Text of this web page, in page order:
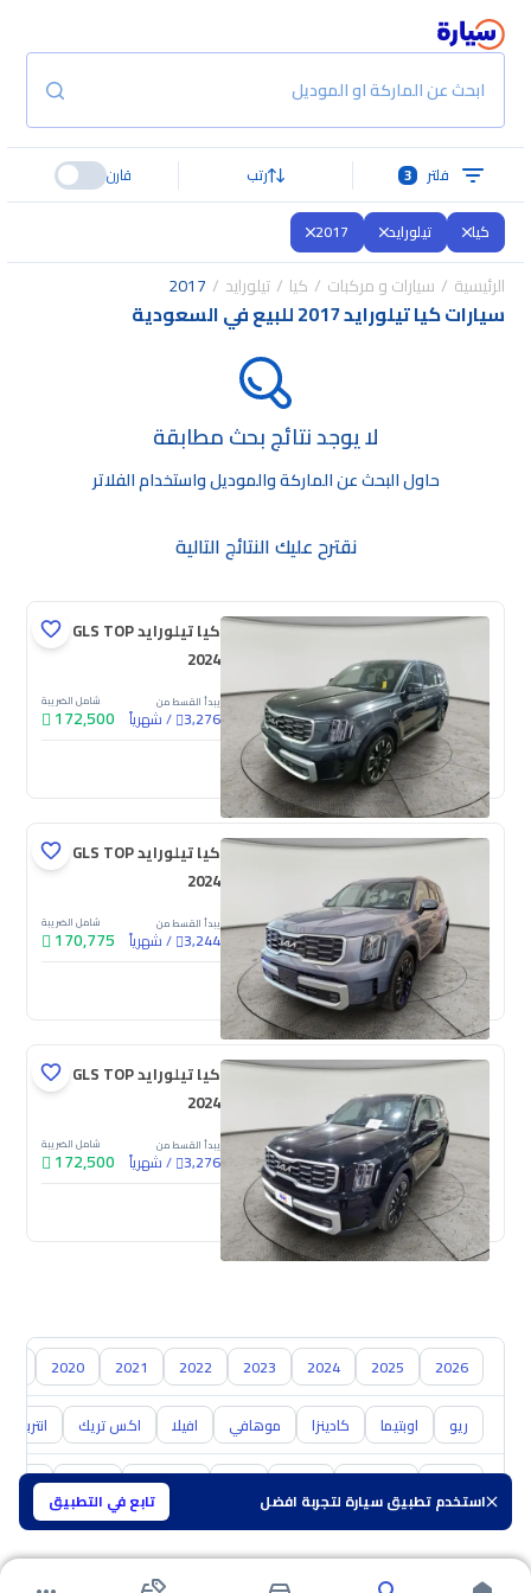
استخدم تطبيق سيارة لتجربة افضل تابع في التطبيق
ابحث عن الماركة او الموديل
فلتر 3 رتب قارن
كيا تيلورايد 2017
الرئيسية سيارات و مركبات كيا تيلورايد 2017
سيارات كيا تيلورايد 2017 للبيع في السعودية
لا يوجد نتائج بحث مطابقة
حاول البحث عن الماركة والموديل واستخدام الفلاتر
نقترح عليك النتائج التالية
كيا تيلورايد GLS TOP
2024
يبدأ القسط من
3,276
/شهرياً
شامل الضريبة
172,500
جديدة
كيا تيلورايد GLS TOP
2024
يبدأ القسط من
3,244
/شهرياً
شامل الضريبة
170,775
جديدة
كيا تيلورايد GLS TOP
2024
يبدأ القسط من
3,276
/شهرياً
شامل الضريبة
172,500
جديدة
2026
2025
2024
2023
2022
2021
2020
ريو اوبتيما كادينزا موهافي افيلا اكس تريك انتربريز
سوزوكي هافال GAC